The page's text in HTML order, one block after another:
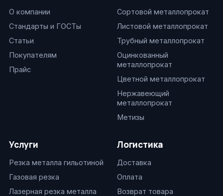
О компании
Стандарты и ГОСТы
Статьи
Покупателям
Прайс
Сортовой металлопрокат
Листовой металлопрокат
Трубный металлопрокат
Оцинкованный
металлопрокат
Цветной металлопрокат
Нержавеющий
металлопрокат
Метизы
Услуги
Резка металла гильотиной
Газовая резка
Лазерная резка металла
Логистика
Доставка
Оплата
Возврат товара